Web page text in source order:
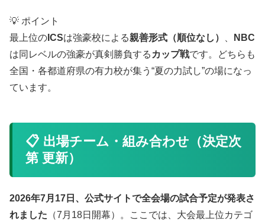
💡 ポイント
最上位の ICSは強豪校による親善形式（順位なし）
NBC
は同レベルの強豪が真剣勝負する カップ戦です。どちらも
全国・各都道府県の有力校が集う“夏の力試し”の場になっ
ています。
📋 出場チーム・組み合わせ（決定次
第 更新）
2026年7月17日、公式サイトで全会場の試合予定が発表さ
れました （7月18日開幕）。ここでは、大会最上位カテゴ